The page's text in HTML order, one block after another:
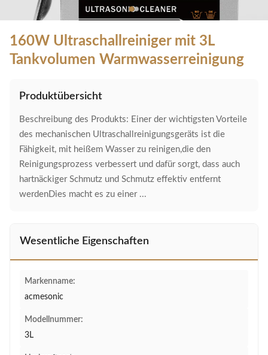
160W Ultraschallreiniger mit 3L
Tankvolumen Warmwasserreinigung
Produktübersicht
Beschreibung des Produkts: Einer der wichtigsten Vorteile
des mechanischen Ultraschallreinigungsgeräts ist die
Fähigkeit, mit heißem Wasser zu reinigen,die den
Reinigungsprozess verbessert und dafür sorgt, dass auch
hartnäckiger Schmutz und Schmutz effektiv entfernt
werdenDies macht es zu einer ...
Wesentliche Eigenschaften
Markenname:
acmesonic
Modellnummer:
3L